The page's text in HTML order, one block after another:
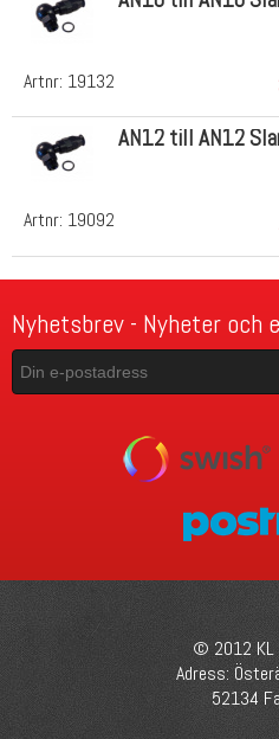
Artnr: 19132
Artnr: 19092
AN12 till AN12
Nyhetsbrev - Nyheter och
© 2012 KL
Adress:
52134